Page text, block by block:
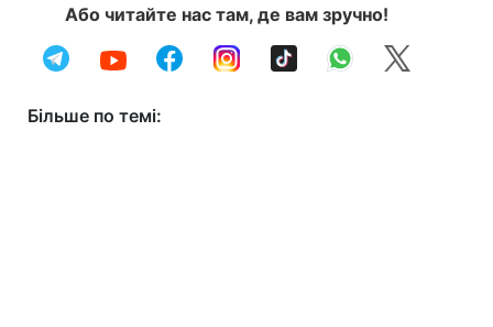
Або читайте нас там, де вам зручно!
Більше по темі: